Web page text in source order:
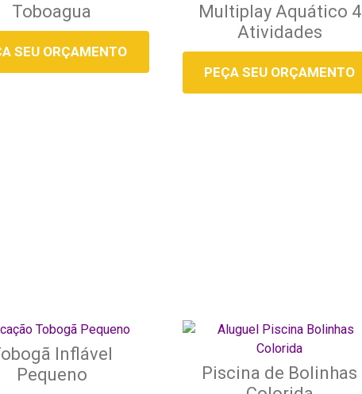
Toboagua
SEU ORÇAMENTO
Multiplay Aquático 4
Atividades
PEÇA SEU ORÇAMENTO
Inflável
Pequeno
Piscina de Bolinhas